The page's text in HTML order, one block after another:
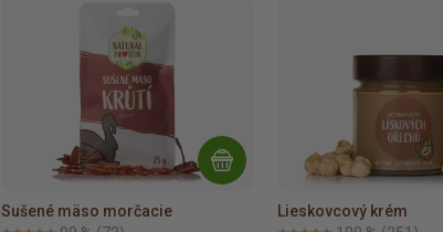
Sušené mäso morčacie
Lieskovcový krém